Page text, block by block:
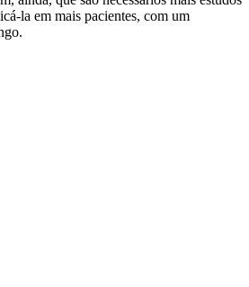
la em mais pacientes, com um